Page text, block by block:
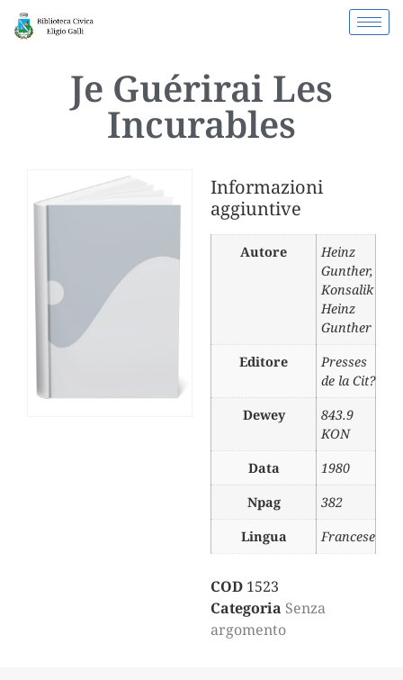
Je Guérirai Les
Incurables
Informazioni
aggiuntive
Autore
Heinz
Gunther,
Konsalik
Heinz
Gunther
Editore
Presses
de la Cit?
Dewey
843.9
KON
Data
1980
Npag
382
Lingua
Francese
COD 1523
Categoria Senza
argomento